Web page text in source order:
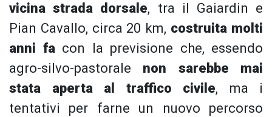
vicina strada dorsale, tra il Gaiardin e
Pian Cavallo, circa 20 km, costruita molti
anni facon la previsione che, essendo
agro-silvo-pastorale non sarebbe mai
stata aperta al traffico civile, ma i
tentativi per farne un nuovo percorso